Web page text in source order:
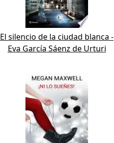
El silencio de la ciudad blanca -
Eva García Sáenz de Urturi